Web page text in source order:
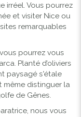
irréel. Vous pourrez
et visiter Nice ou
remarquables
pourrez vous
Planté d’oliviers
paysagé s'étale
même distinguer la
de Gênes.
nous vous